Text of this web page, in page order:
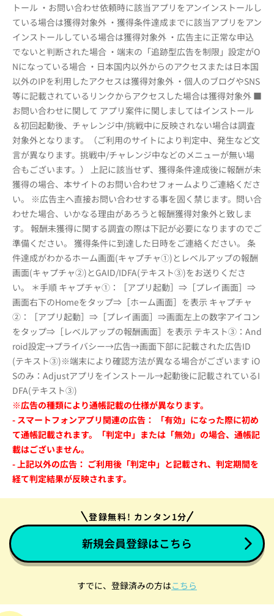
トール ・お問い合わせ依頼時に該当アプリをアンインストールし
ている場合は獲得対象外 ・獲得条件達成までに該当アプリをアン
インストールしている場合は獲得対象外 ・広告主に正常な申込
でないと判断された場合 ・端末の「追跡型広告を制限」設定がO
Nになっている場合 ・日本国内以外からのアクセスまたは日本国
以外のIPを利用したアクセスは獲得対象外 ・個人のブログやSNS
等に記載されているリンクからアクセスした場合は獲得対象外 ■
お問い合わせに関して アプリ案件に関しましてはインストール
＆初回起動後、チャレンジ中/挑戦中に反映されない場合は調査
対象外となります。（ご利用のサイトにより判定中、発生など文
言が異なります。挑戦中/チャレンジ中などのメニューが無い場
合もございます。） 上記に該当せず、獲得条件達成後に報酬が未
獲得の場合、本サイトのお問い合わせフォームよりご連絡くださ
い。 ※広告主へ直接お問い合わせする事を固く禁じます。問い合
わせた場合、いかなる理由があろうと報酬獲得対象外と致しま
す。 報酬未獲得に関する調査の際は下記が必要になりますのでご
準備ください。 獲得条件に到達した日時をご連絡ください。 条
件達成がわかるホーム画面(キャプチャ①)とレベルアップの報酬
画面(キャプチャ②)とGAID/IDFA(テキスト③)をお送りくださ
い。 ＊手順 キャプチャ①：［アプリ起動］⇒［プレイ画面］⇒
画面右下のHomeをタップ⇒［ホーム画面］を表示 キャプチャ
②：［アプリ起動］⇒［プレイ画面］⇒画面左上の数字アイコン
をタップ⇒［レベルアップの報酬画面］を表示 テキスト③：And
roid設定→プライバシー→広告→画面下部に記載された広告ID
(テキスト③)※端末により確認方法が異なる場合がございます iO
Sのみ：Adjustアプリをインストール→起動後に記載されているI
DFA(テキスト③)
※広告の種類により通帳記載の仕様が異なります。
- スマートフォンアプリ関連の広告： 「有効」になった際に初め
て通帳記載されます。「判定中」または「無効」の場合、通帳記
載はございません。
- 上記以外の広告： ご利用後「判定中」と記載され、判定期間を
経て判定結果が反映されます。
登録無料! カンタン1分
新規会員登録はこちら
すでに、登録済みの方はこちら